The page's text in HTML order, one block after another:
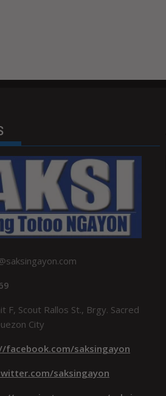
F, Scout Rallos St., Brgy. Sacred
City
facebook.com/saksingayon
saksingayon